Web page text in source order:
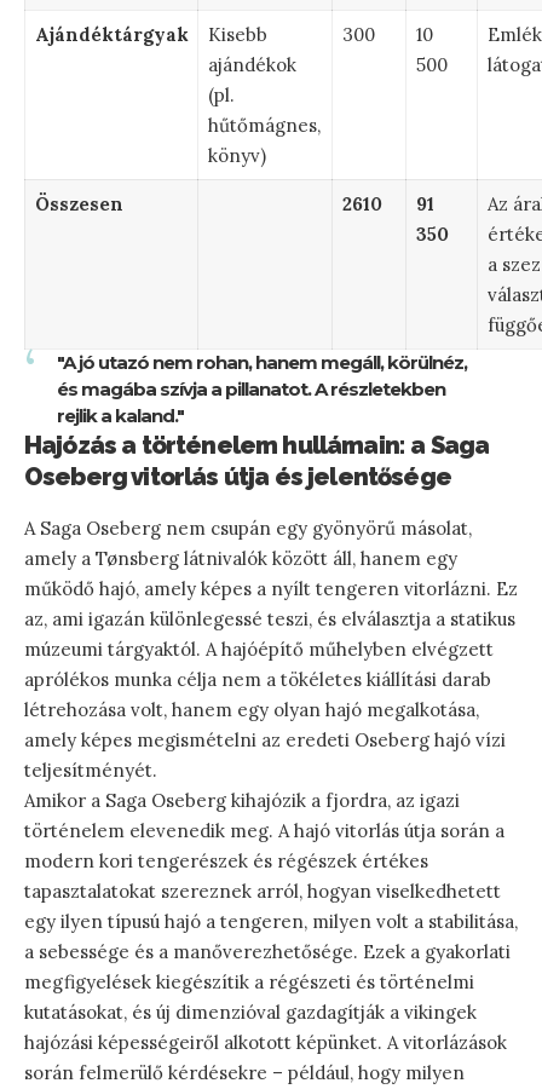
Ajándéktárgyak
Kisebb
ajándékok
(pl.
hűtőmágnes,
könyv)
300
10
500
Összesen 2610
91
350
Az
a
"A jó utazó nem rohan, hanem megáll, körülnéz,
és magába szívja a pillanatot. A részletekben
rejlik a kaland."
Hajózás a történelem hullámain: a Saga
Oseberg vitorlás útja és jelentősége
A Saga Oseberg nem csupán egy gyönyörű másolat,
amely a Tønsberg látnivalók között áll, hanem egy
működő hajó, amely képes a nyílt tengeren vitorlázni. Ez
az, ami igazán különlegessé teszi, és elválasztja a statikus
múzeumi tárgyaktól. A hajóépítő műhelyben elvégzett
aprólékos munka célja nem a tökéletes kiállítási darab
létrehozása volt, hanem egy olyan hajó megalkotása,
amely képes megismételni az eredeti Oseberg hajó vízi
teljesítményét.
Amikor a Saga Oseberg kihajózik a fjordra, az igazi
történelem elevenedik meg. A hajó vitorlás útja során a
modern kori tengerészek és régészek értékes
tapasztalatokat szereznek arról, hogyan viselkedhetett
egy ilyen típusú hajó a tengeren, milyen volt a stabilitása,
a sebessége és a manőverezhetősége. Ezek a gyakorlati
megfigyelések kiegészítik a régészeti és történelmi
kutatásokat, és új dimenzióval gazdagítják a vikingek
hajózási képességeiről alkotott képünket. A vitorlázások
során felmerülő kérdésekre – például, hogy milyen